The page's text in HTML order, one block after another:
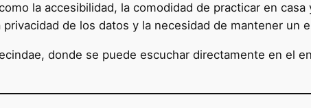
la accesibilidad, la comodidad de practicar en
privacidad de los datos y la necesidad de mantener un
donde se puede escuchar directamente en el